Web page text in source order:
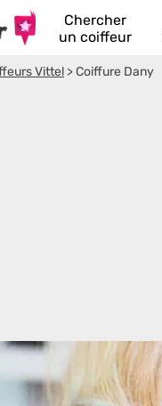
Chercher
un coiffeur
Vittel >Coiffure Dany